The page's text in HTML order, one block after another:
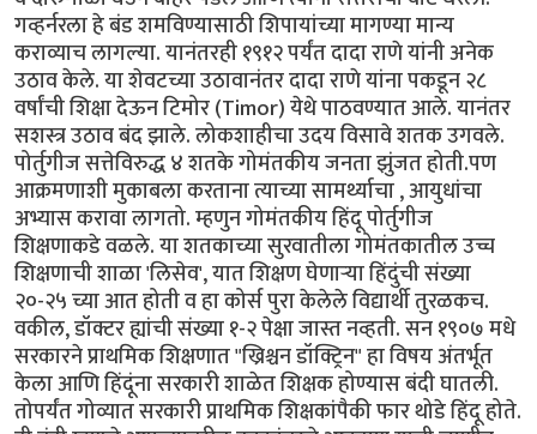
गव्हर्नरला हे बंड शमविण्यासाठी शिपायांच्या मागण्या मान्य
कराव्याच लागल्या. यानंतरही १९१२ पर्यंत दादा राणे यांनी अनेक
उठाव केले. या शेवटच्या उठावानंतर दादा राणे यांना पकडून २८
वर्षांची शिक्षा देऊन टिमोर (Timor) येथे पाठवण्यात आले. यानंतर
सशस्त्र उठाव बंद झाले. लोकशाहीचा उदय विसावे शतक उगवले.
पोर्तुगीज सत्तेविरुद्ध ४ शतके गोमंतकीय जनता झुंजत होती.पण
आक्रमणाशी मुकाबला करताना त्याच्या सामर्थ्याचा , आयुधांचा
अभ्यास करावा लागतो. म्हणुन गोमंतकीय हिंदू पोर्तुगीज
शिक्षणाकडे वळले. या शतकाच्या सुरवातीला गोमंतकातील उच्च
शिक्षणाची शाळा 'लिसेव', यात शिक्षण घेणार्‍या हिंदुंची संख्या
२०-२५ च्या आत होती व हा कोर्स पुरा केलेले विद्यार्थी तुरळकच.
वकील, डॉक्टर ह्यांची संख्या १-२ पेक्षा जास्त नव्हती. सन १९०७ मधे
सरकारने प्राथमिक शिक्षणात "ख्रिश्चन डॉक्ट्रिन" हा विषय अंतर्भूत
केला आणि हिंदूंना सरकारी शाळेत शिक्षक होण्यास बंदी घातली.
तोपर्यंत गोव्यात सरकारी प्राथमिक शिक्षकांपैकी फार थोडे हिंदू होते.